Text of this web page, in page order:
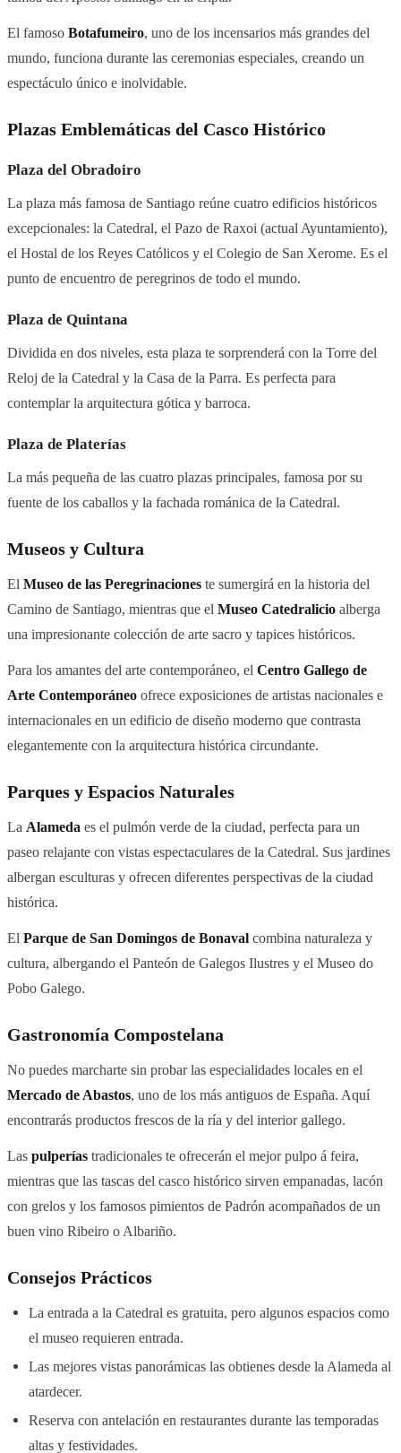
El famoso Botafumeiro, uno de los incensarios más grandes del
mundo, funciona durante las ceremonias especiales, creando un
espectáculo único e inolvidable.
Plazas Emblemáticas del Casco Histórico
Plaza del Obradoiro
La plaza más famosa de Santiago reúne cuatro edificios históricos
excepcionales: la Catedral, el Pazo de Raxoi (actual Ayuntamiento),
el Hostal de los Reyes Católicos y el Colegio de San Xerome. Es el
punto de encuentro de peregrinos de todo el mundo.
Plaza de Quintana
Dividida en dos niveles, esta plaza te sorprenderá con la Torre del
Reloj de la Catedral y la Casa de la Parra. Es perfecta para
contemplar la arquitectura gótica y barroca.
Plaza de Platerías
La más pequeña de las cuatro plazas principales, famosa por su
fuente de los caballos y la fachada románica de la Catedral.
Museos y Cultura
El Museo de las Peregrinaciones te sumergirá en la historia del
Camino de Santiago, mientras que el Museo Catedralicio alberga
una impresionante colección de arte sacro y tapices históricos.
Para los amantes del arte contemporáneo, el Centro Gallego de
Arte Contemporáneo ofrece exposiciones de artistas nacionales e
internacionales en un edificio de diseño moderno que contrasta
elegantemente con la arquitectura histórica circundante.
Parques y Espacios Naturales
La Alameda es el pulmón verde de la ciudad, perfecta para un
paseo relajante con vistas espectaculares de la Catedral. Sus jardines
albergan esculturas y ofrecen diferentes perspectivas de la ciudad
histórica.
El Parque de San Domingos de Bonaval combina naturaleza y
cultura, albergando el Panteón de Galegos Ilustres y el Museo do
Pobo Galego.
Gastronomía Compostelana
No puedes marcharte sin probar las especialidades locales en el
Mercado de Abastos, uno de los más antiguos de España. Aquí
encontrarás productos frescos de la ría y del interior gallego.
Las pulperías tradicionales te ofrecerán el mejor pulpo á feira,
mientras que las tascas del casco histórico sirven empanadas, lacón
con grelos y los famosos pimientos de Padrón acompañados de un
buen vino Ribeiro o Albariño.
Consejos Prácticos
La entrada a la Catedral es gratuita, pero algunos espacios como
el museo requieren entrada.
Las mejores vistas panorámicas las obtienes desde la Alameda al
atardecer.
Reserva con antelación en restaurantes durante las temporadas
altas y festividades.